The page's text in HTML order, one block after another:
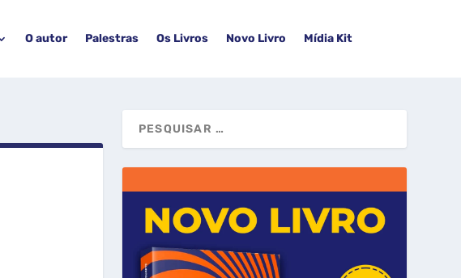
O autor Palestras Os Livros Novo Livro Mídia Kit